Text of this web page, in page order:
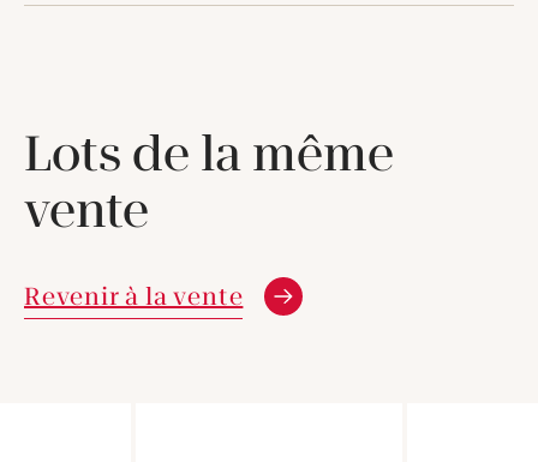
Lots de la même
vente
Revenir à la vente